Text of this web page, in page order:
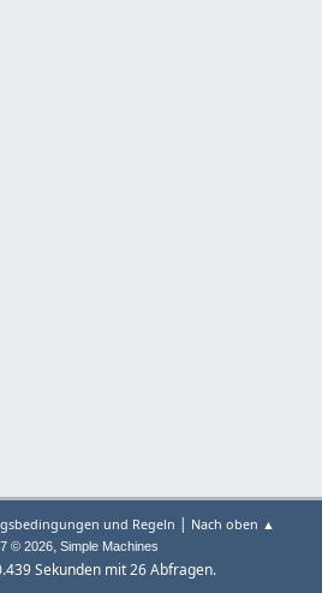
und Regeln | Nach oben ▲
© 2026, Simple Machines
Sekunden mit 26 Abfragen.